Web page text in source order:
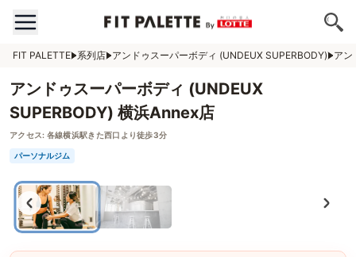
FIT PALETTE 系列店 アンドゥスーパーボディ (UNDEUX SUPERBODY) アン
アンドゥスーパーボディ (UNDEUX
SUPERBODY) 横浜Annex店
アクセス: 各線横浜駅きた西口より徒歩3分
パーソナルジム